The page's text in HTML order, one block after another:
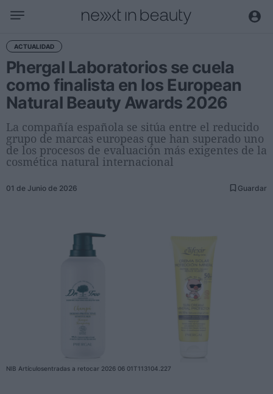
Negocio
Editorial
Actualidad
Economía y sector
Nombramientos
Entrevistas a directivos
Internacional
Ciencia y tecnología
Cosmética
ACTUALIDAD
Phergal Laboratorios se cuela
como finalista en los European
Natural Beauty Awards 2026
La compañía española se sitúa entre el reducido
grupo de marcas europeas que han superado uno
de los procesos de evaluación más exigentes de la
cosmética natural internacional
01 de Junio de 2026 Guardar
NIB Artículosentradas a retocar 2026 06 01T113104.227